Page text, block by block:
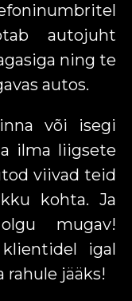
autojuht
ning te
autos.
või isegi
ilma liigsete
viivad teid
kohta. Ja
mugav!
igal
rahule jääks!